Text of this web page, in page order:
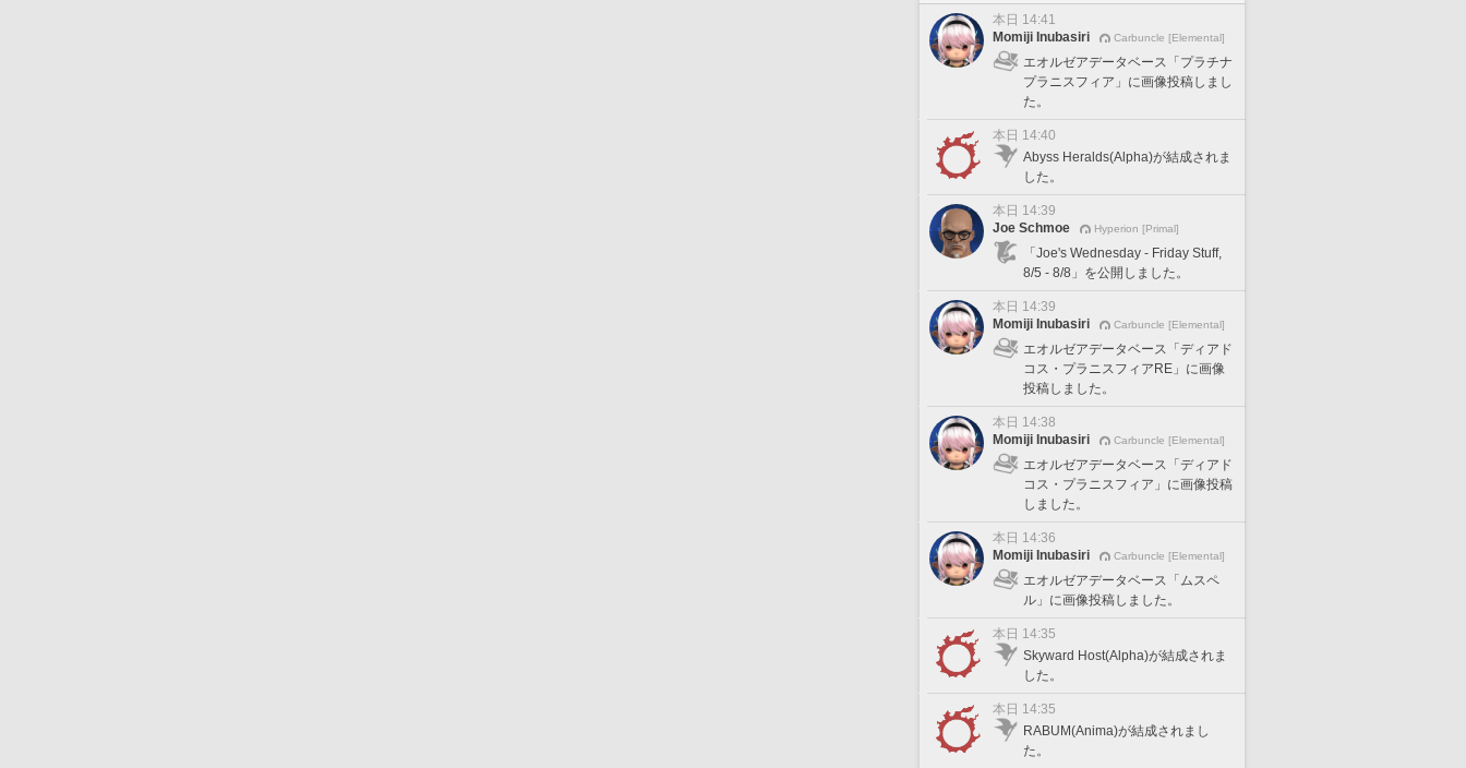
本日 14:41
Momiji Inubasiri
Carbuncle [Elemental]
エオルゼアデータベース「プラチナ
プラニスフィア」に画像投稿しまし
た。
本日 14:40
Abyss Heralds(Alpha)が結成されま
した。
本日 14:39
Joe Schmoe
Hyperion [Primal]
「Joe's Wednesday - Friday Stuff,
8/5 - 8/8」を公開しました。
本日 14:39
Momiji Inubasiri
Carbuncle [Elemental]
エオルゼアデータベース「ディアド
コス・プラニスフィアRE」に画像
投稿しました。
本日 14:38
Momiji Inubasiri
Carbuncle [Elemental]
エオルゼアデータベース「ディアド
コス・プラニスフィア」に画像投稿
しました。
本日 14:36
Momiji Inubasiri
Carbuncle [Elemental]
エオルゼアデータベース「ムスペ
ル」に画像投稿しました。
本日 14:35
Skyward Host(Alpha)が結成されま
した。
本日 14:35
RABUM(Anima)が結成されまし
た。